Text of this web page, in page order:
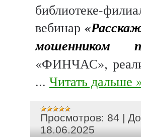
библиотеке-
вебинар«
мошенником
«ФИНЧАС»,
... Читать дальше
Просмотров: 84 |
18.06.2025